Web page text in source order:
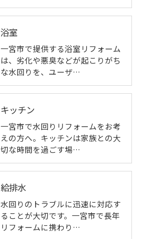
浴室
一宮市で提供する浴室リフォーム
は、劣化や悪臭などが起こりがち
な水回りを、ユーザ…
キッチン
一宮市で水回りリフォームをお考
えの方へ。キッチンは家族との大
切な時間を過ごす場…
給排水
水回りのトラブルに迅速に対応す
ることが大切です。一宮市で長年
リフォームに携わり…